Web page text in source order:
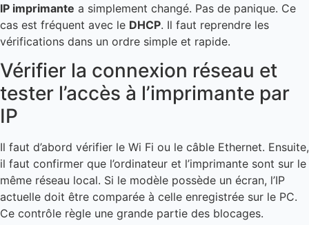
IP imprimante a simplement changé. Pas de panique. Ce
cas est fréquent avec le DHCP. Il faut reprendre les
vérifications dans un ordre simple et rapide.
Vérifier la connexion réseau et
tester l’accès à l’imprimante par
IP
Il faut d’abord vérifier le Wi Fi ou le câble Ethernet. Ensuite,
il faut confirmer que l’ordinateur et l’imprimante sont sur le
même réseau local. Si le modèle possède un écran, l’IP
actuelle doit être comparée à celle enregistrée sur le PC.
Ce contrôle règle une grande partie des blocages.